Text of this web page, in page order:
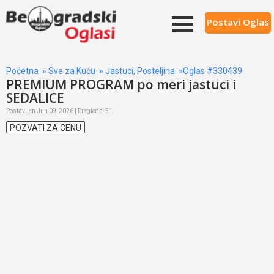
Postavi Oglas
Početna » Sve za Kuću » Jastuci, Posteljina »Oglas #330439
PREMIUM PROGRAM po meri jastuci i
SEDALICE
Postavljen Jun 09, 2026 | Pregleda: 51
POZVATI ZA CENU